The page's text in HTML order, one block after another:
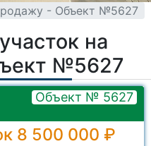
- Объект №5627
на
№5627
Объект № 5627
8 500 000 ₽